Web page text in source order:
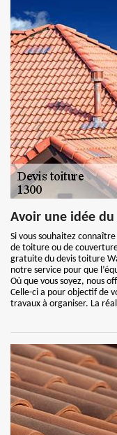
Avoir une idée
Si vous souhaitez
de toiture ou de
gratuite du devis toiture
notre service pour que
Où que vous soyez, nous
Celle-ci a pour objectif de
travaux à organiser. La